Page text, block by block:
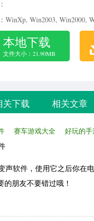
WinXp, Win2003, Win2000,
本地下载
文件大小：21.90MB
关下载 相关文章
赛车游戏大全 好玩的
声软件，使用它之后你在
朋友不要错过哦！